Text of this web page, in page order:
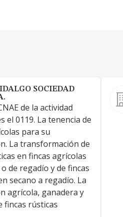
SOCIEDAD
de la actividad
el 0119. La tenencia de
para su
La transformación de
en fincas agrícolas
de regadío y de fincas
secano a regadío. La
agrícola, ganadera y
fincas rústicas